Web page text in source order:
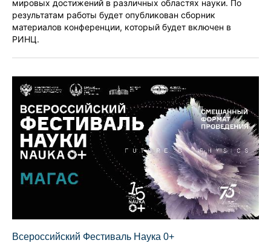
мировых достижений в различных областях науки. По
результатам работы будет опубликован сборник
материалов конференции, который будет включен в
РИНЦ.
Всероссийский Фестиваль Наука 0+